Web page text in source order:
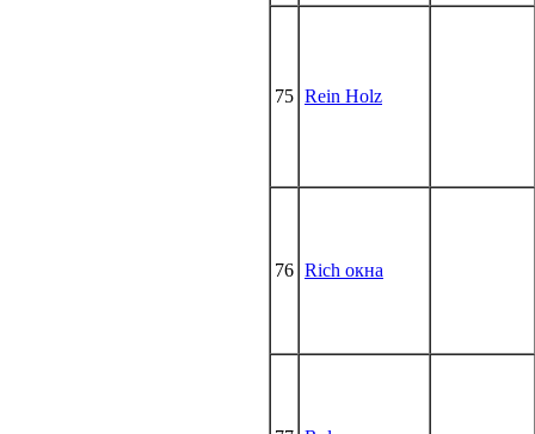
75 Rein Holz
76 Rich окна